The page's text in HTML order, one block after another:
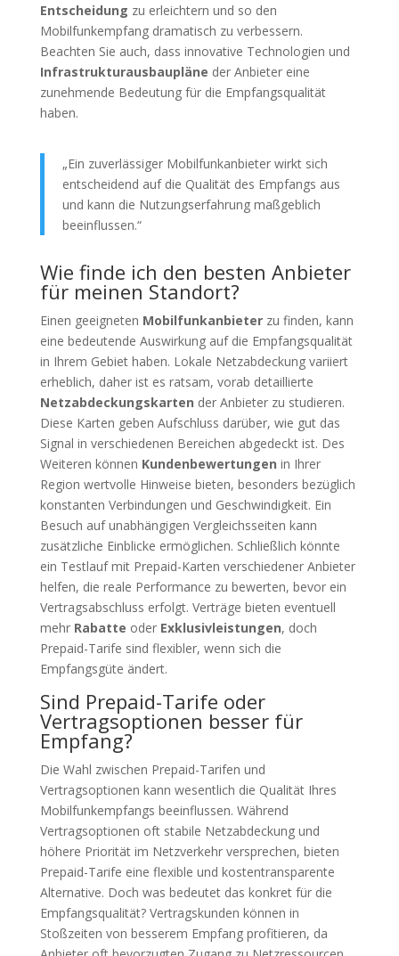
Entscheidung zu erleichtern und so den
Mobilfunkempfang dramatisch zu verbessern.
Beachten Sie auch, dass innovative Technologien und
Infrastrukturausbaupläne der Anbieter eine
zunehmende Bedeutung für die Empfangsqualität
haben.
„Ein zuverlässiger Mobilfunkanbieter wirkt sich
entscheidend auf die Qualität des Empfangs aus
und kann die Nutzungserfahrung maßgeblich
beeinflussen.“
Wie finde ich den besten Anbieter
für meinen Standort?
Einen geeigneten Mobilfunkanbieterzu finden, kann
eine bedeutende Auswirkung auf die Empfangsqualität
in Ihrem Gebiet haben. Lokale Netzabdeckung variiert
erheblich, daher ist es ratsam, vorab detaillierte
Netzabdeckungskarten der Anbieter zu studieren.
Diese Karten geben Aufschluss darüber, wie gut das
Signal in verschiedenen Bereichen abgedeckt ist. Des
Weiteren können Kundenbewertungen in Ihrer
Region wertvolle Hinweise bieten, besonders bezüglich
konstanten Verbindungen und Geschwindigkeit. Ein
Besuch auf unabhängigen Vergleichsseiten kann
zusätzliche Einblicke ermöglichen. Schließlich könnte
ein Testlauf mit Prepaid-Karten verschiedener Anbieter
helfen, die reale Performance zu bewerten, bevor ein
Vertragsabschluss erfolgt. Verträge bieten eventuell
mehr Rabatte oder Exklusivleistungen, doch
Prepaid-Tarife sind flexibler, wenn sich die
Empfangsgüte ändert.
Sind Prepaid-Tarife oder
Vertragsoptionen besser für
Empfang?
Die Wahl zwischen Prepaid-Tarifen und
Vertragsoptionen kann wesentlich die Qualität Ihres
Mobilfunkempfangs beeinflussen. Während
Vertragsoptionen oft stabile Netzabdeckung und
höhere Priorität im Netzverkehr versprechen, bieten
Prepaid-Tarife eine flexible und kostentransparente
Alternative. Doch was bedeutet das konkret für die
Empfangsqualität? Vertragskunden können in
Stoßzeiten von besserem Empfang profitieren, da